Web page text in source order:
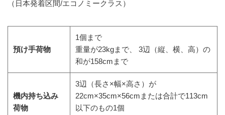
（日本発着区間/エコノミークラス）
預け手荷物
1個まで
重量が23kgまで、 3辺（縦、横、高）の
和が158cmまで
機内持ち込み
荷物
3辺（長さ×幅×高さ）が
22cm×35cm×56cmまたは合計で113cm
以下のもの1個